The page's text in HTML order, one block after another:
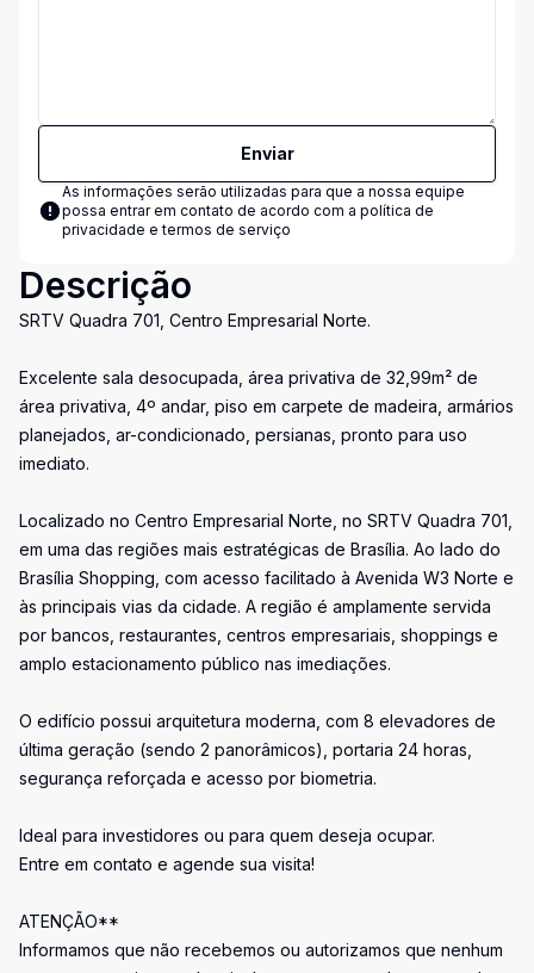
Enviar
As informações serão utilizadas para que a nossa equipe
possa entrar em contato de acordo com a política de
privacidade e termos de serviço
Descrição
SRTV Quadra 701, Centro Empresarial Norte.
Excelente sala desocupada, área privativa de 32,99m² de
área privativa, 4º andar, piso em carpete de madeira, armários
planejados, ar-condicionado, persianas, pronto para uso
imediato.
Localizado no Centro Empresarial Norte, no SRTV Quadra 701,
em uma das regiões mais estratégicas de Brasília. Ao lado do
Brasília Shopping, com acesso facilitado à Avenida W3 Norte e
às principais vias da cidade. A região é amplamente servida
por bancos, restaurantes, centros empresariais, shoppings e
amplo estacionamento público nas imediações.
O edifício possui arquitetura moderna, com 8 elevadores de
última geração (sendo 2 panorâmicos), portaria 24 horas,
segurança reforçada e acesso por biometria.
Ideal para investidores ou para quem deseja ocupar.
Entre em contato e agende sua visita!
ATENÇÃO**
Informamos que não recebemos ou autorizamos que nenhum